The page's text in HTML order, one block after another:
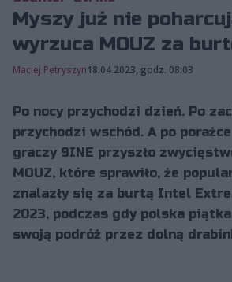
Myszy już nie
wyrzuca MOUZ za
Maciej Petryszyn18.04.2023, godz. 08:03
Po nocy przychodzi dzień. Po
przychodzi wschód. A po
graczy 9INE przyszło
MOUZ, które sprawiło, że
znalazły się za burtą Intel
2023, podczas gdy polska
swoją podróż przez dolną